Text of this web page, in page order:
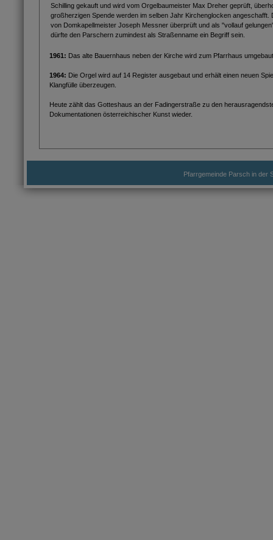
Schilling gekauft und wird vom Orgelbaumeister Max Dreher geprüft,
großherzigen Spende werden im selben Jahr Kirchenglocken angeschafft.
von Domkapellmeister Joseph Messner überprüft und als "vollauf
dürfte den Parschern zumindest als Straßenname ein Begriff sein.
1961: Das alte Bauernhaus neben der Kirche wird zum Pfarrhaus
1964: Die Orgel wird auf 14 Register ausgebaut und erhält einen neuen
Klangfülle überzeugen.
Heute zählt das Gotteshaus an der Fadingerstraße zu den
Dokumentationen österreichischer Kunst wieder.
Pfarrgemeinde Parsch in der